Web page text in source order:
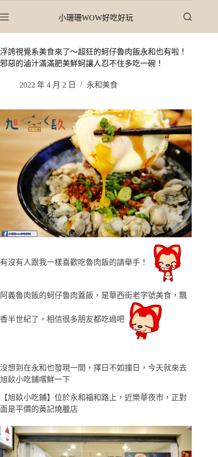
至
內
容
小珊珊WOW好吃好玩
浮誇視覺系美食來了〜超狂的蚵仔魯肉飯永和也有啦！
邪惡的滷汁滿滿肥美鮮蚵讓人忍不住多吃一碗！
2022 年 4 月 2 日 永和美食
有沒有人跟我一樣喜歡吃魯肉飯的請舉手！
阿義魯肉飯的蚵仔魯肉蓋飯，是華西街老字號美食，飄
香半世紀了，相信很多朋友都吃過吧
沒想到在永和也發現一間，擇日不如撞日，今天就來去
旭镹小吃鋪嚐鮮一下
【旭镹小吃鋪】位於永和福和路上，近樂華夜市，正對
面是平價的黃記燒臘店